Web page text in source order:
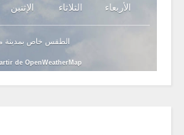
الإثنين الثلاثاء الأربعاء
الطقس خاص بمدينة
de OpenWeatherMap